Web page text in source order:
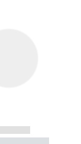
-----------